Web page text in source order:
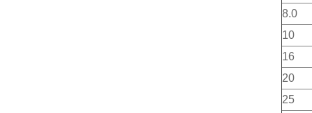
8.0
10
16
20
25